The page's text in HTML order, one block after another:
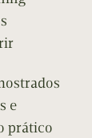
e
prático